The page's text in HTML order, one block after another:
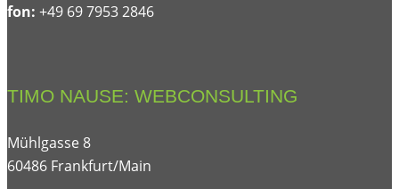
fon: +49 69 7953 2846
TIMO NAUSE: WEBCONSULTING
Mühlgasse 8
60486 Frankfurt/Main